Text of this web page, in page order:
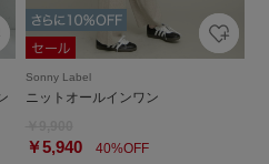
Sonny Label
ニットオールインワン
￥5,94040%OFF